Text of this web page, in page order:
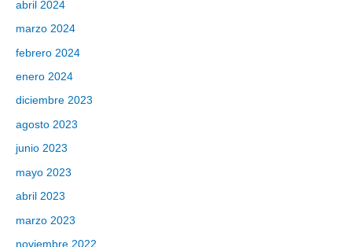
abril 2024
marzo 2024
febrero 2024
enero 2024
diciembre 2023
agosto 2023
junio 2023
mayo 2023
abril 2023
marzo 2023
noviembre 2022